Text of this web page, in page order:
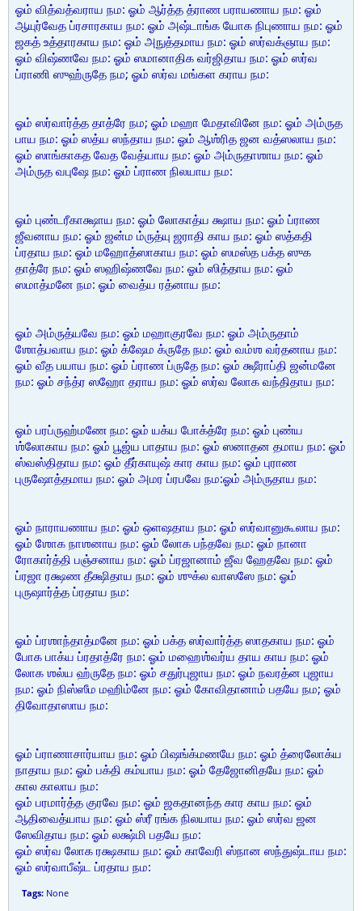
ஓம் வித்வத்வராய நம: ஓம் ஆர்த்த த்ராண பராயணாய நம: ஓம்
ஆயுர்வேத ப்ரசாரகாய நம: ஓம் அஷ்டாங்க யோக நிபுணாய நம: ஓம்
ஜகத் உத்தாரகாய நம: ஓம் அநுத்தமாய நம: ஓம் ஸர்வக்ஞாய நம:
ஓம் விஷ்ணவே நம: ஓம் ஸமானாதிக வர்ஜிதாய நம: ஓம் ஸர்வ
ப்ராணி ஸுஹ்ருதே நம; ஓம் ஸர்வ மங்கள கராய நம:
ஓம் ஸர்வார்த்த தாத்ரே நம; ஓம் மஹா மேதாவினே நம: ஓம் அம்ருத
பாய நம: ஓம் ஸத்ய ஸந்தாய நம: ஓம் ஆஶ்ரித ஜன வத்ஸலாய நம:
ஓம் ஸாங்காகத வேத வேத்யாய நம: ஓம் அம்ருதாஶாய நம: ஓம்
அம்ருத வபுஷே நம: ஓம் ப்ராண நிலயாய நம:
ஓம் புண்டரீகாக்ஷாய நம: ஓம் லோகாத்ய க்ஷாய நம: ஓம் ப்ராண
ஜீவனாய நம: ஓம் ஜன்ம ம்ருத்யு ஜராதி காய நம: ஓம் ஸத்கதி
ப்ரதாய நம: ஓம் மஹோத்ஸாகாய நம: ஓம் ஸமஸ்த பக்த ஸுக
தாத்ரே நம: ஓம் ஸஹிஷ்ணவே நம: ஓம் ஸித்தாய நம: ஓம்
ஸமாத்மனே நம: ஓம் வைத்ய ரத்னாய நம:
ஓம் அம்ருத்யவே நம: ஓம் மஹாகுரவே நம: ஓம் அம்ருதாம்
ஶோத்பவாய நம: ஓம் க்ஷேம க்ருதே நம: ஓம் வம்ஶ வர்தனாய நம:
ஓம் வீத பயாய நம: ஓம் ப்ராண ப்ருதே நம: ஓம் க்ஷீராப்தி ஜன்மனே
நம: ஓம் சந்த்ர ஸஹோ தராய நம: ஓம் ஸர்வ லோக வந்திதாய நம:
ஓம் பரப்ருஹ்மணே நம: ஓம் யக்ய போக்த்ரே நம: ஓம் புண்ய
ஶ்லோகாய நம: ஓம் பூஜ்ய பாதாய நம: ஓம் ஸனாதன தமாய நம: ஓம்
ஸ்வஸ்திதாய நம: ஓம் தீர்காயுஷ் கார காய நம: ஓம் புராண
புருஷோத்தமாய நம: ஓம் அமர ப்ரபவே நம:ஓம் அம்ருதாய நம:
ஓம் நாராயணாய நம: ஓம் ஒளஷதாய நம: ஓம் ஸர்வானுகூலாய நம:
ஓம் ஶோக நாஶனாய நம: ஓம் லோக பந்தவே நம: ஓம் நானா
ரோகார்த்தி பஞ்சனாய நம: ஓம் ப்ரஜானாம் ஜீவ ஹேதவே நம: ஓம்
ப்ரஜா ரக்ஷண தீக்ஷிதாய நம: ஓம் ஶுக்ல வாஸஸே நம: ஓம்
புருஷார்த்த ப்ரதாய நம:
ஓம் ப்ரஶாந்தாத்மனே நம: ஓம் பக்த ஸர்வார்த்த ஸாதகாய நம: ஓம்
போக பாக்ய ப்ரதாத்ரே நம: ஓம் மஹைஶ்வர்ய தாய காய நம: ஓம்
லோக ஶல்ய ஹ்ருதே நம: ஓம் சதுர்புஜாய நம: ஓம் நவரத்ன புஜாய
நம: ஓம் நிஸ்ஸீம மஹிம்னே நம: ஓம் கோவிதானாம் பதயே நம; ஓம்
திவோதாஸாய நம:
ஓம் ப்ராணாசார்யாய நம: ஓம் பிஷங்க்மணயே நம: ஓம் த்ரைலோக்ய
நாதாய நம: ஓம் பக்தி கம்யாய நம: ஓம் தேஜோனிதயே நம: ஓம்
கால காலாய நம:
ஓம் பரமார்த்த குரவே நம: ஓம் ஜகதானந்த கார காய நம: ஓம்
ஆதிவைத்யாய நம: ஓம் ஸ்ரீ ரங்க நிலயாய நம: ஓம் ஸர்வ ஜன
ஸேவிதாய நம: ஓம் லக்ஷ்மி பதயே நம:
ஓம் ஸர்வ லோக ரக்ஷகாய நம: ஓம் காவேரி ஸ்நான ஸந்துஷ்டாய நம:
ஓம் ஸர்வாபீஷ்ட ப்ரதாய நம:
Tags: None